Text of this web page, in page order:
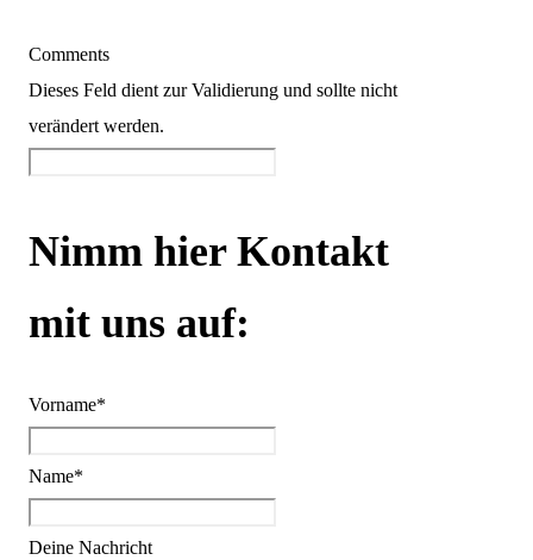
Comments
Dieses Feld dient zur Validierung und sollte nicht
verändert werden.
Nimm hier Kontakt
mit uns auf:
Vorname*
Name*
Deine Nachricht